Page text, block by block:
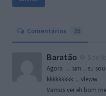
Comentários 25
Baratão
Agora … sim .. eu sou
kkkkkkkkk… vleww
Vamos ver eh bom